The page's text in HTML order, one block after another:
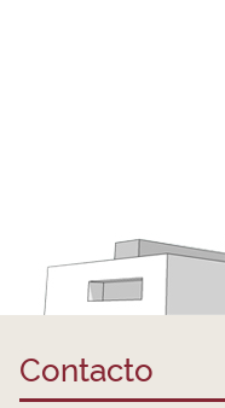
Contacto